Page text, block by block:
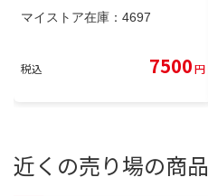
マイストア在庫： 4697
税込 7500円
近くの売り場の商品